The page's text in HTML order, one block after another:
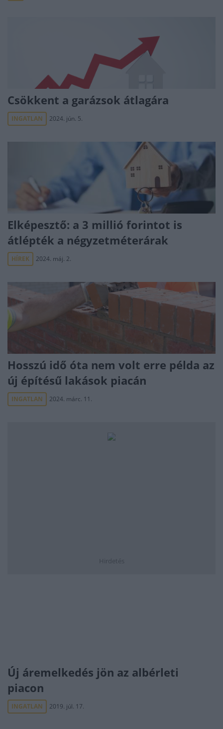
Csökkent a garázsok átlagára
INGATLAN 2024. jún. 5.
Elképesztő: a 3 millió forintot is
átlépték a négyzetméterárak
HÍREK 2024. máj. 2.
Hosszú idő óta nem volt erre példa az
új építésű lakások piacán
INGATLAN 2024. márc. 11.
Hirdetés
Új áremelkedés jön az albérleti
piacon
INGATLAN 2019. júl. 17.